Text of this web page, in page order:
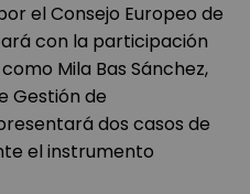
el Consejo Europeo de
con la participación
Mila Bas Sánchez,
Gestión de
dos casos de
el instrumento